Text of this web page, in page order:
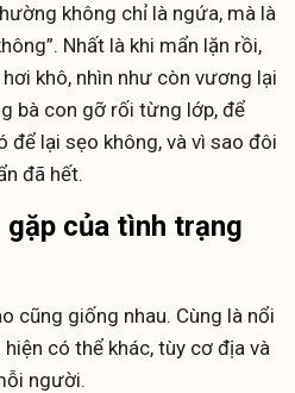
không chỉ là ngứa, mà là
Nhất là khi mẩn lặn rồi,
khô, nhìn như còn vương lại
bà con gỡ rối từng lớp, để
để lại sẹo không, và vì sao đôi
đã hết.
của tình trạng
cũng giống nhau. Cùng là nổi
có thể khác, tùy cơ địa và
người.